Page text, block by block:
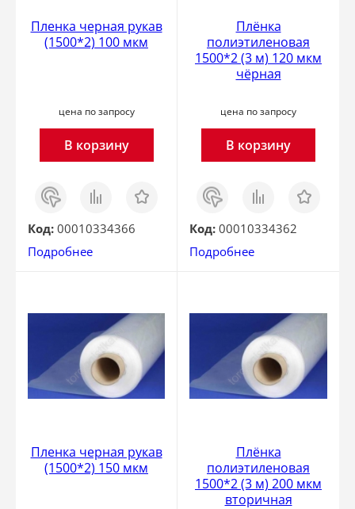
Пленка черная рукав
(1500*2) 100 мкм
цена по запросу
В корзину
Заказ
в 1
клик
Сравнить Отложить
Код: 00010334366
Подробнее
Плёнка
полиэтиленовая
1500*2 (3 м) 120 мкм
чёрная
цена по запросу
В корзину
Заказ
в 1
клик
Сравнить Отложить
Код: 00010334362
Подробнее
Пленка черная рукав
(1500*2) 150 мкм
Плёнка
полиэтиленовая
1500*2 (3 м) 200 мкм
вторичная